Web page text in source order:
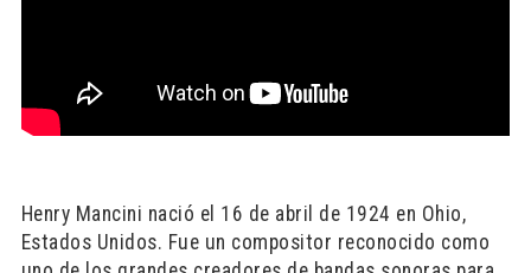
Henry Mancini nació el 16 de abril de 1924 en Ohio,
Estados Unidos. Fue un compositor reconocido como